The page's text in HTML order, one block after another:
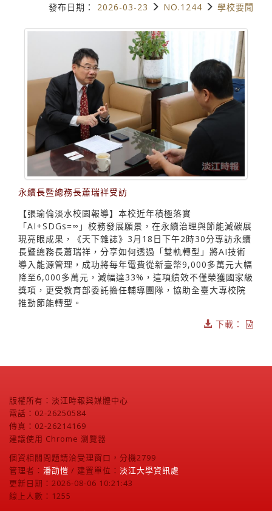
發布日期： 2026-03-23 NO.1244 學校要聞
永續長暨總務長蕭瑞祥受訪
【張瑜倫淡水校園報導】本校近年積極落實
「AI+SDGs=∞」校務發展願景，在永續治理與節能減碳展
現亮眼成果，《天下雜誌》3月18日下午2時30分專訪永續
長暨總務長蕭瑞祥，分享如何透過「雙軌轉型」將AI技術
導入能源管理，成功將每年電費從新臺幣9,000多萬元大幅
降至6,000多萬元，減幅達33%，這項績效不僅榮獲國家級
獎項，更受教育部委託擔任輔導團隊，協助全臺大專校院
推動節能轉型。
下載：
版權所有：淡江時報與媒體中心
電話：02-26250584
傳真：02-26214169
建議使用 Chrome 瀏覽器
個資相關問題請洽受理窗口，分機2799
管理者： 潘劭愷 / 建置單位： 淡江大學資訊處
更新日期：2026-08-06 10:21:43
線上人數：1255